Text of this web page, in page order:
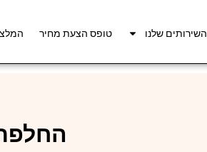
השירותים שלנו טופס הצעת מחיר